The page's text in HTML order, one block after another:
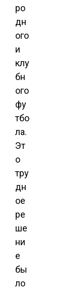
ро
дн
ого
и
клу
бн
ого
фу
тбо
ла.
Эт
о
тру
дн
ое
ре
ше
ни
е
бы
ло